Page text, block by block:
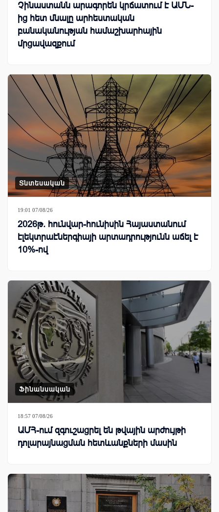
Չինաստանն արագորեն կրճատում է ԱՄՆ-
ից հետ մնալը արհեստական
բանականության համաշխարհային
մրցավազքում
Տնտեսական
19:01 07/08/26
2026թ. հունվար-հունիսին Հայաստանում
էլեկտրաէներգիայի արտադրությունն աճել է
10%-ով
Ֆինանսական
18:57 07/08/26
ԱՄՀ-ում զգուշացրել են թվային արժույթի
դոլարայնացման հետևանքների մասին